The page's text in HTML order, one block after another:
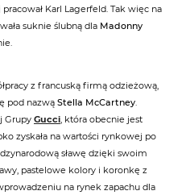
Karl Lagerfeld. Tak więc na
suknie ślubną dla Madonny
z francuską firmą odzieżową,
pod nazwą Stella McCartney.
Grupy Gucci, która obecnie jest
zyskała na wartości rynkowej po
sławę dzięki swoim
pastelowe kolory i koronkę z
na rynek zapachu dla